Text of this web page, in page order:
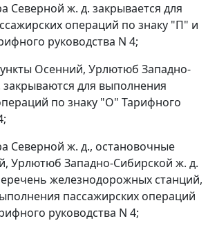
Северной ж. д. закрывается для
операций по знаку "П" и
руководства N 4;
Осенний, Урлютюб Западно-
для выполнения
по знаку "О" Тарифного
Северной ж. д., остановочные
Урлютюб Западно-Сибирской ж. д.
железнодорожных станций,
пассажирских операций
руководства N 4;